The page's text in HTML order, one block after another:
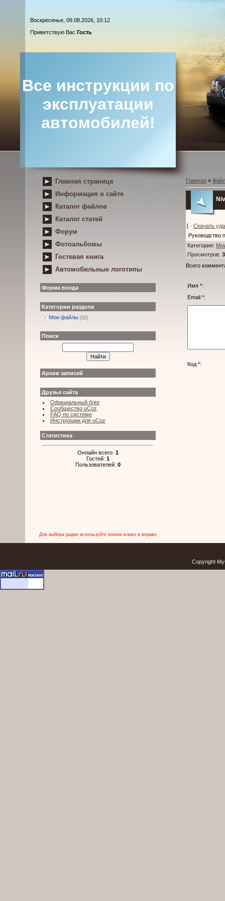
Воскресенье, 09.08.2026, 10:12
Приветствую Вас Гость
Все инструкции по
эксплуатации
автомобилей!
Главная страница
Информация о сайте
Каталог файлов
Каталог статей
Форум
Фотоальбомы
Гостевая книга
Автомобильные логотипы
Форма входа
Категории раздела
Мои файлы [32]
Поиск
Архив записей
Друзья сайта
Официальный блог
Сообщество uCoz
FAQ по системе
Инструкции для uCoz
Статистика
Онлайн всего: 1
Гостей: 1
Пользователей: 0
Для выбора радио используйте кнопки влево и вправо
Главная »
[ · Скачать
Руководство
Категория:
Просмотров:
Всего
Имя *:
Email *:
Код *:
Copyright